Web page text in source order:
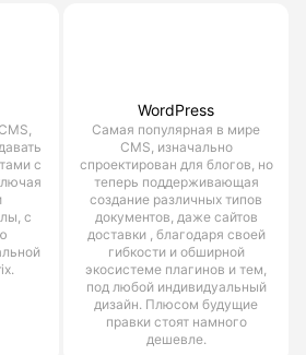
с
с
WordPress
Самая популярная в мире
CMS, изначально
спроектирован для блогов, но
теперь поддерживающая
создание различных типов
документов, даже сайтов
доставки , благодаря своей
гибкости и обширной
экосистеме плагинов и тем,
под любой индивидуальный
дизайн. Плюсом будущие
правки стоят намного
дешевле.